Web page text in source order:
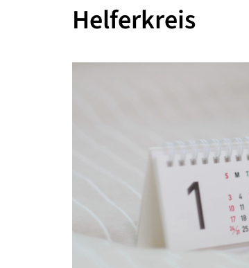
Helferkreis